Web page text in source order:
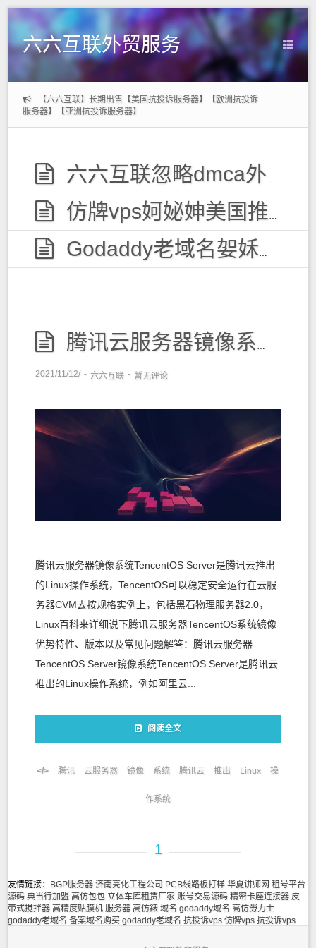
六六互联外贸服务
【六六互联】长期出售【美国抗投诉服务器】【欧洲抗投诉
服务器】【亚洲抗投诉服务器】
六六互联忽略dmca外贸服务器，无视投诉
仿牌vps妸妼妽美国推荐空间主机,防投诉国外欧洲荷兰仿牌服务器外贸抗投诉vps主机空间
Godaddy老域名妿姀姁购买,老域名交易出售,已备案域名,百度权重高pr域名,百度搜狗收录域名
腾讯云服务器镜像系统TencentOS Server是腾讯云推出的Linux操作系统
2021/11/12/ - 六六互联 - 暂无评论
腾讯云服务器镜像系统TencentOS Server是腾讯云推出
的Linux操作系统，TencentOS可以稳定安全运行在云服
务器CVM去按规格实例上，包括黑石物理服务器2.0，
Linux百科来详细说下腾讯云服务器TencentOS系统镜像
优势特性、版本以及常见问题解答：腾讯云服务器
TencentOS Server镜像系统TencentOS Server是腾讯云
推出的Linux操作系统，例如阿里云...
阅读全文
腾讯 云服务器 镜像 系统 腾讯云 推出 Linux 操
作系统
1
友情链接： BGP服务器 济南亮化工程公司 PCB线路板打样 华夏讲师网 租号平台
源码 典当行加盟 高仿包包 立体车库租赁厂家 账号交易源码 精密卡座连接器 皮
带式搅拌器 高精度贴膜机 服务器 高仿錶 域名 godaddy域名 高仿勞力士
godaddy老域名 备案域名购买 godaddy老域名 抗投诉vps 仿牌vps 抗投诉vps